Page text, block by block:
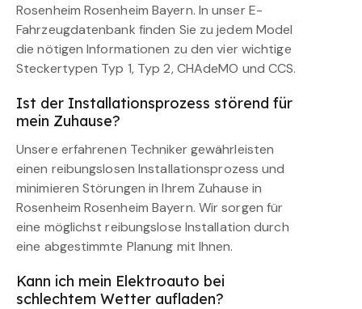
Rosenheim Rosenheim Bayern. In unser E-
Fahrzeugdatenbank finden Sie zu jedem Model
die nötigen Informationen zu den vier wichtige
Steckertypen Typ 1, Typ 2, CHAdeMO und CCS.
Ist der Installationsprozess störend für
mein Zuhause?
Unsere erfahrenen Techniker gewährleisten
einen reibungslosen Installationsprozess und
minimieren Störungen in Ihrem Zuhause in
Rosenheim Rosenheim Bayern. Wir sorgen für
eine möglichst reibungslose Installation durch
eine abgestimmte Planung mit Ihnen.
Kann ich mein Elektroauto bei
schlechtem Wetter aufladen?